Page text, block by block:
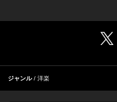
ジャンル 洋楽